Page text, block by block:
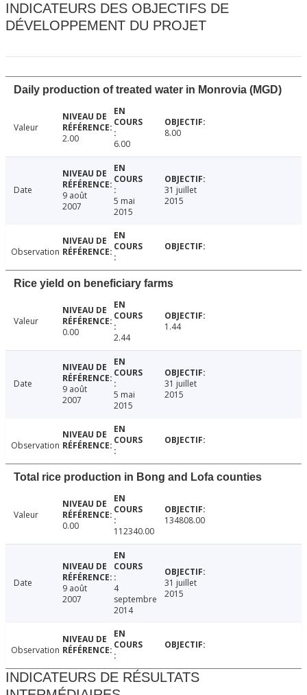
INDICATEURS DES OBJECTIFS DE
DÉVELOPPEMENT DU PROJET
Daily production of treated water in Monrovia (MGD)
Valeur
2.00
6.00
8.00
Date
9 août
2007
5 mai
2015
31 juillet
2015
Observation
Rice yield on beneficiary farms
Valeur
0.00
2.44
1.44
Date
9 août
2007
5 mai
2015
31 juillet
2015
Observation
Total rice production in Bong and Lofa counties
Valeur
0.00
112340.00
134808.00
Date
9 août
2007
4
septembre
2014
31 juillet
2015
Observation
INDICATEURS DE RÉSULTATS